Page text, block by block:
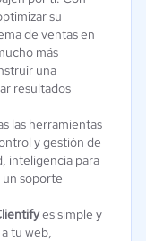
su
de ventas en
más
una
resultados
las herramientas
y gestión de
inteligencia para
soporte
es simple y
tu web,